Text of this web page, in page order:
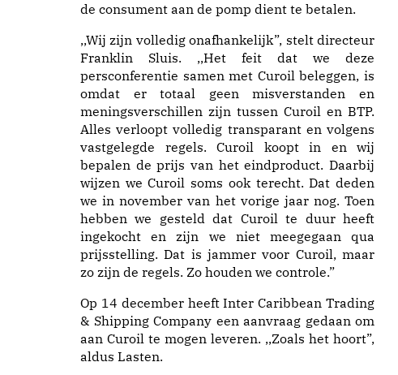
de consument aan de pomp dient te betalen.
,,Wij zijn volledig onafhankelijk”, stelt directeur
Franklin Sluis. ,,Het feit dat we deze
persconferentie samen met Curoil beleggen, is
omdat er totaal geen misverstanden en
meningsverschillen zijn tussen Curoil en BTP.
Alles verloopt volledig transparant en volgens
vastgelegde regels. Curoil koopt in en wij
bepalen de prijs van het eindproduct. Daarbij
wijzen we Curoil soms ook terecht. Dat deden
we in november van het vorige jaar nog. Toen
hebben we gesteld dat Curoil te duur heeft
ingekocht en zijn we niet meegegaan qua
prijsstelling. Dat is jammer voor Curoil, maar
zo zijn de regels. Zo houden we controle.”
Op 14 december heeft Inter Caribbean Trading
& Shipping Company een aanvraag gedaan om
aan Curoil te mogen leveren. ,,Zoals het hoort”,
aldus Lasten.